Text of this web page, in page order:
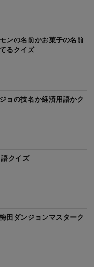
ンの名前かお菓子の名前
るクイズ
ョの技名か経済用語かク
クイズ
田ダンジョンマスターク